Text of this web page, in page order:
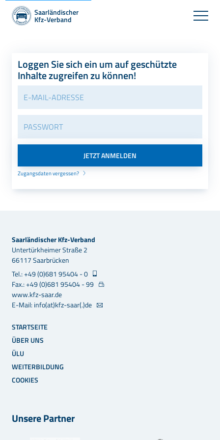
Saarländischer
Kfz-Verband
Loggen Sie sich ein um auf geschützte
Inhalte zugreifen zu können!
Zugangsdaten vergessen?
Saarländischer Kfz-Verband
Untertürkheimer Straße 2
66117 Saarbrücken
Tel.: +49 (0)681 95404 - 0
Fax.: +49 (0)681 95404 - 99
www.kfz-saar.de
E-Mail: info(at)kfz-saar(.)de
STARTSEITE
ÜBER UNS
ÜLU
WEITERBILDUNG
COOKIES
Unsere Partner